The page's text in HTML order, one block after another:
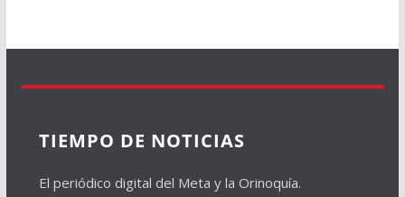
TIEMPO DE NOTICIAS
El periódico digital del Meta y la Orinoquía.